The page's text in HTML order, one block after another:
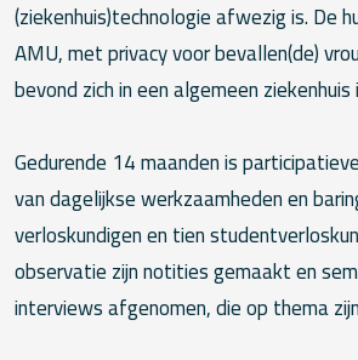
(ziekenhuis)technologie afwezig is. De
AMU, met privacy voor bevallen(de)
bevond zich in een algemeen ziekenhuis
Gedurende 14 maanden is
van dagelijkse werkzaamheden en
verloskundigen en tien
observatie zijn notities gemaakt en
interviews afgenomen, die op thema